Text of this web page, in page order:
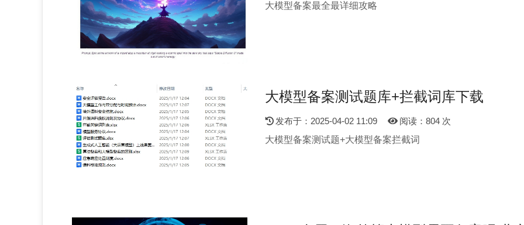
大模型备案最全最详细攻略
大模型备案测试题库+拦截词库下载
发布于：2025-04-02 11:09
阅读：804 次
大模型备案测试题+大模型备案拦截词